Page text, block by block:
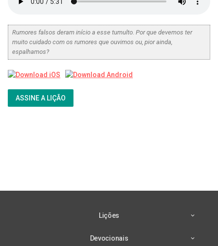
Rumores falsos deram início a esse tumulto. Por que devemos ter
muito cuidado com os rumores que ouvimos ou, pior ainda,
espalhamos?
ASSINE A LIÇÃO
Lições
Devocionais